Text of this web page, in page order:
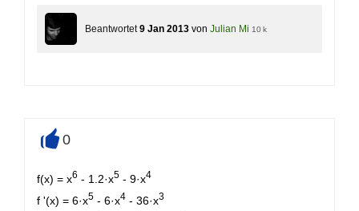
Beantwortet 9 Jan 2013 von Julian Mi 10 k
0
f(x) = x6 - 1.2·x5 - 9·x4
f '(x) = 6·x5 - 6·x4 - 36·x3